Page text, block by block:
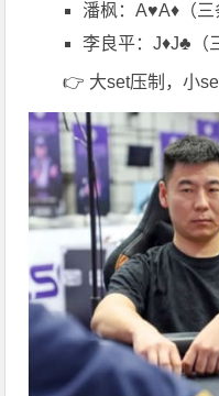
潘枫：A♥A♦（三
李良平：J♦J♣（
👉 大set压制，小